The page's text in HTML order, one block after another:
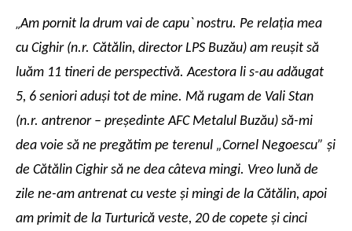
„Am pornit la drum vai de capu` nostru. Pe relaţia mea
cu Cighir (n.r. Cătălin, director LPS Buzău) am reuşit să
luăm 11 tineri de perspectivă. Acestora li s-au adăugat
5, 6 seniori aduşi tot de mine. Mă rugam de Vali Stan
(n.r. antrenor – preşedinte AFC Metalul Buzău) să-mi
dea voie să ne pregătim pe terenul „Cornel Negoescu” şi
de Cătălin Cighir să ne dea câteva mingi. Vreo lună de
zile ne-am antrenat cu veste şi mingi de la Cătălin, apoi
am primit de la Turturică veste, 20 de copete şi cinci